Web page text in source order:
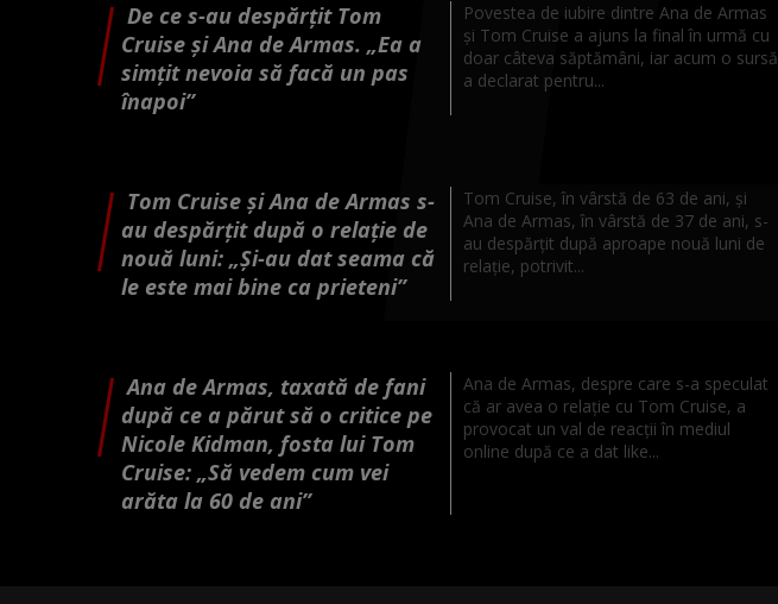
De ce s-au despărțit Tom
Cruise și Ana de Armas. „Ea a
simțit nevoia să facă un pas
înapoi”
Povestea de iubire dintre Ana de Armas
și Tom Cruise a ajuns la final în urmă cu
doar câteva săptămâni, iar acum o sursă
a declarat pentru...
Tom Cruise și Ana de Armas s-
au despărțit după o relație de
nouă luni: „Și-au dat seama că
le este mai bine ca prieteni”
Tom Cruise, în vârstă de 63 de ani, și
Ana de Armas, în vârstă de 37 de ani, s-
au despărțit după aproape nouă luni de
relație, potrivit...
Ana de Armas, taxată de fani
după ce a părut să o critice pe
Nicole Kidman, fosta lui Tom
Cruise: „Să vedem cum vei
arăta la 60 de ani”
Ana de Armas, despre care s-a speculat
că ar avea o relație cu Tom Cruise, a
provocat un val de reacții în mediul
online după ce a dat like...